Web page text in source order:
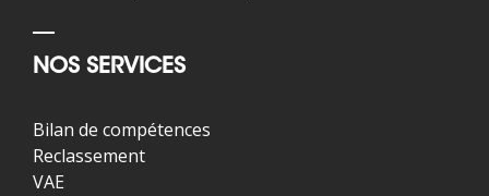
NOS SERVICES
Bilan de compétences
Reclassement
VAE